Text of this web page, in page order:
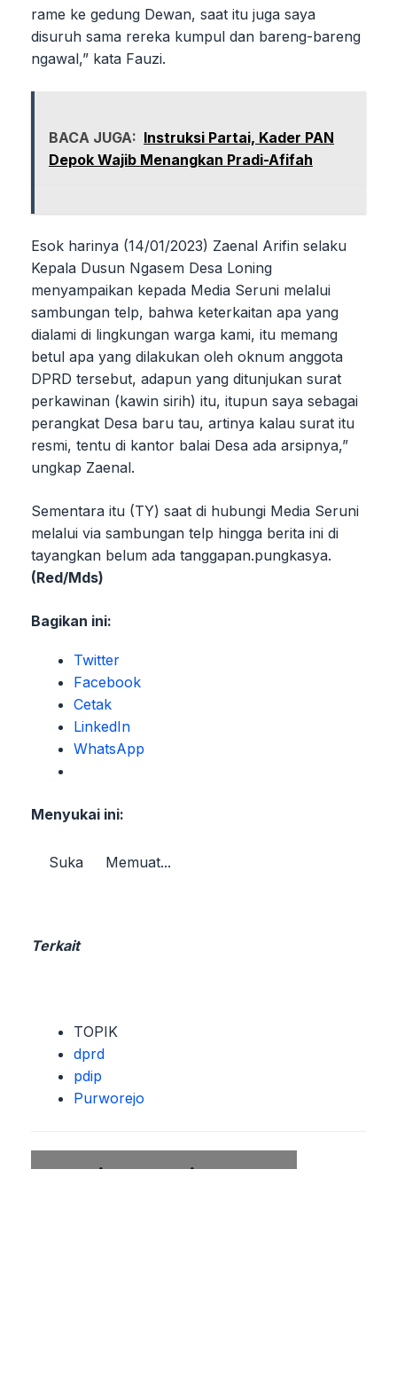
rame ke gedung Dewan, saat itu juga saya
disuruh sama rereka kumpul dan bareng-bareng
ngawal,” kata Fauzi.
BACA JUGA: Instruksi Partai, Kader PAN
Depok Wajib Menangkan Pradi-Afifah
Esok harinya (14/01/2023) Zaenal Arifin selaku
Kepala Dusun Ngasem Desa Loning
menyampaikan kepada Media Seruni melalui
sambungan telp, bahwa keterkaitan apa yang
dialami di lingkungan warga kami, itu memang
betul apa yang dilakukan oleh oknum anggota
DPRD tersebut, adapun yang ditunjukan surat
perkawinan (kawin sirih) itu, itupun saya sebagai
perangkat Desa baru tau, artinya kalau surat itu
resmi, tentu di kantor balai Desa ada arsipnya,”
ungkap Zaenal.
Sementara itu (TY) saat di hubungi Media Seruni
melalui via sambungan telp hingga berita ini di
tayangkan belum ada tanggapan.pungkasya.
(Red/Mds)
Bagikan ini:
Twitter
Facebook
Cetak
LinkedIn
WhatsApp
Menyukai ini:
Suka Memuat...
Terkait
TOPIK
dprd
pdip
Purworejo